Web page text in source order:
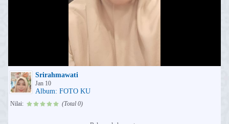
Srirahmawati
Jan 10
Album: FOTO KU
Nilai: (Total 0)